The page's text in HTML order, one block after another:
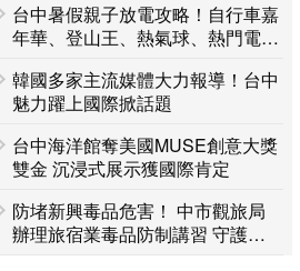
主題遊程
台中国家歌剧院
台中暑假親子放電攻略！自行車嘉
年華、登山王、熱氣球、熱門電影
韓國多家主流媒體大力報導！台中
魅力躍上國際掀話題
台中海洋館奪美國MUSE創意大獎
雙金 沉浸式展示獲國際肯定
防堵新興毒品危害！ 中市觀旅局
辦理旅宿業毒品防制講習 守護旅
客安全